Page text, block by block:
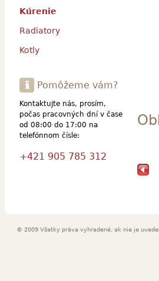
Kúrenie
Radiatory
Kotly
Pomôžeme vám?
Kontaktujte nás, prosím,
počas pracovných dní v čase
od 08:00 do 17:00 na
telefónnom čísle:
+421 905 785 312
© 2009 Všetky práva vyhradené, ak nie je